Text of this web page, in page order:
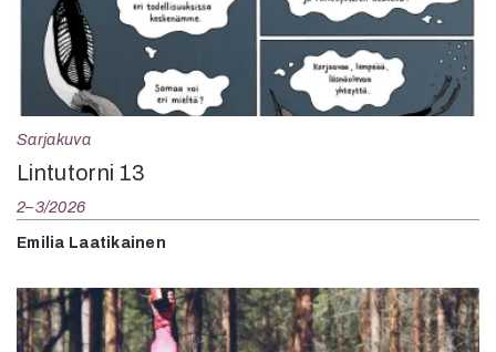
Sarjakuva
Lintutorni 13
2–3/2026
Emilia Laatikainen